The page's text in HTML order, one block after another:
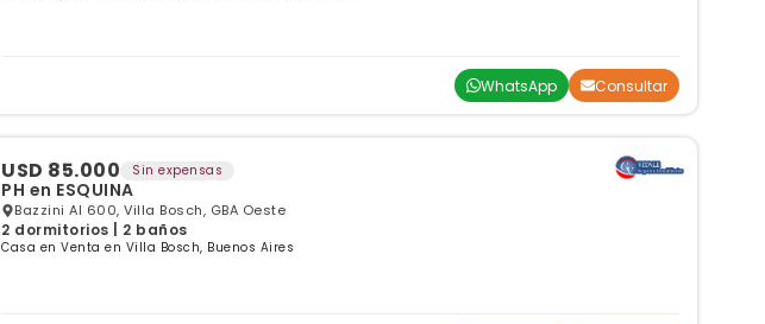
WhatsApp Consultar
USD 85.000 Sin expensas
PH en ESQUINA
Bazzini Al 600, Villa Bosch, GBA Oeste
2 dormitorios | 2 baños
Casa en Venta en Villa Bosch, Buenos Aires